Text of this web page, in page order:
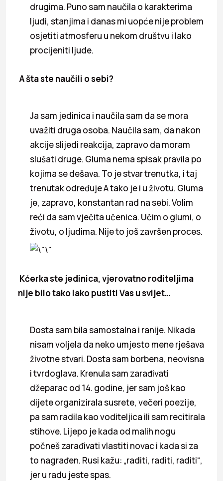
drugima. Puno sam naučila o karakterima
ljudi, stanjima i danas mi uopće nije problem
osjetiti atmosferu u nekom društvu i lako
procijeniti ljude.
A šta ste naučili o sebi?
Ja sam jedinica i naučila sam da se mora
uvažiti druga osoba. Naučila sam, da nakon
akcije slijedi reakcija, zapravo da moram
slušati druge. Gluma nema spisak pravila po
kojima se dešava. To je stvar trenutka, i taj
trenutak određuje A tako je i u životu. Gluma
je, zapravo, konstantan rad na sebi. Volim
reći da sam vječita učenica. Učim o glumi, o
životu, o ljudima. Nije to još završen proces.
Kćerka ste jedinica, vjerovatno roditeljima
nije bilo tako lako pustiti Vas u svijet…
Dosta sam bila samostalna i ranije. Nikada
nisam voljela da neko umjesto mene rješava
životne stvari. Dosta sam borbena, neovisna
i tvrdoglava. Krenula sam zarađivati
džeparac od 14. godine, jer sam još kao
dijete organizirala susrete, večeri poezije,
pa sam radila kao voditeljica ili sam recitirala
stihove. Lijepo je kada od malih nogu
počneš zarađivati vlastiti novac i kada si za
to nagrađen. Rusi kažu: „raditi, raditi, raditi“,
jer u radu jeste spas.